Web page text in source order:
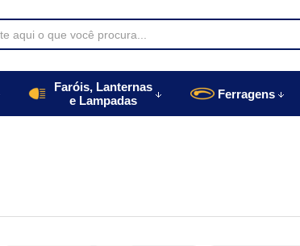
Faróis, Lanternas
e Lampadas
Ferragens